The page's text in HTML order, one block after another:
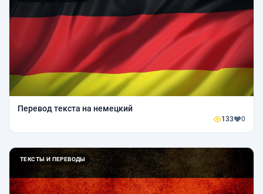
Перевод текста на немецкий
133 0
ТЕКСТЫ И ПЕРЕВОДЫ